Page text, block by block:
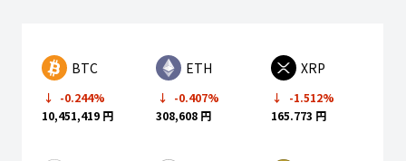
月次報酬
3.125
BTC
-0.244%
10,451,419 円
ETH
-0.407%
308,608 円
XRP
-1.512%
165.773 円